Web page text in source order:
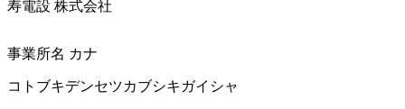
寿電設 株式会社
事業所名 カナ
コトブキデンセツカブシキガイシャ